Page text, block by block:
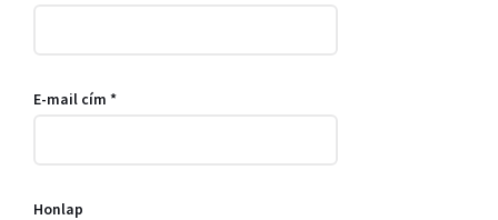
E-mail cím *
Honlap